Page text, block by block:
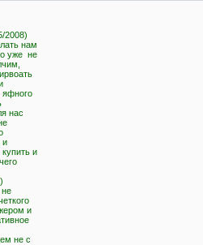
2008)
нам
уже  не
яфного
нас
и
купить и
не
четкого
и
не с